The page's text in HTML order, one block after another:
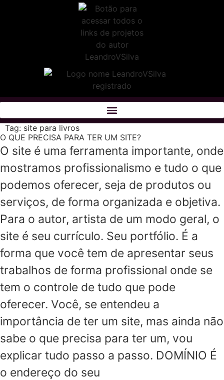
Tag: site para livros
O QUE PRECISA PARA TER UM SITE?
O site é uma ferramenta importante, onde
mostramos profissionalismo e tudo o que
podemos oferecer, seja de produtos ou
serviços, de forma organizada e objetiva.
Para o autor, artista de um modo geral, o
site é seu currículo. Seu portfólio. É a
forma que você tem de apresentar seus
trabalhos de forma profissional onde se
tem o controle de tudo que pode
oferecer. Você, se entendeu a
importância de ter um site, mas ainda não
sabe o que precisa para ter um, vou
explicar tudo passo a passo. DOMÍNIO É
o endereço do seu